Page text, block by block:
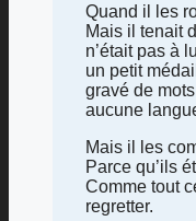
Quand il les
Mais il tenait
n’était pas à
un petit
gravé de
aucune
Mais il les
Parce qu’ils
Comme tout
regretter.